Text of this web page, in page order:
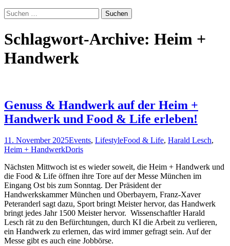
Suchen
nach:
Schlagwort-Archive: Heim +
Handwerk
Genuss & Handwerk auf der Heim +
Handwerk und Food & Life erleben!
11. November 2025Events, LifestyleFood & Life, Harald Lesch,
Heim + HandwerkDoris
Nächsten Mittwoch ist es wieder soweit, die Heim + Handwerk und
die Food & Life öffnen ihre Tore auf der Messe München im
Eingang Ost bis zum Sonntag. Der Präsident der
Handwerkskammer München und Oberbayern, Franz-Xaver
Peteranderl sagt dazu, Sport bringt Meister hervor, das Handwerk
bringt jedes Jahr 1500 Meister hervor. Wissenschaftler Harald
Lesch rät zu den Befürchtungen, durch KI die Arbeit zu verlieren,
ein Handwerk zu erlernen, das wird immer gefragt sein. Auf der
Messe gibt es auch eine Jobbörse.